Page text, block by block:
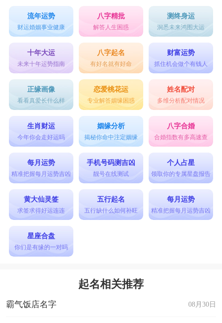
流年运势
财运婚姻事业健康
八字精批
解答人生困惑
测终身运
洞悉未来鸿图大运
十年大运
未来十年运势指南
八字起名
有好名就有好命
财富运势
抓住机会做个有钱人
正缘画像
看看真爱长什么样
恋爱桃花运
专业解答姻缘困惑
姓名配对
多维分析配对情况
生肖财运
今年你会走好运吗
姻缘分析
揭秘你命中注定姻缘
八字合婚
合婚指数有多高速查
每月运势
精准把握每月运势吉凶
手机号码测吉凶
靓号在线测试
个人占星
领取你的专属星盘报告
黄大仙灵签
求签求得好运连连
五行起名
五行缺什么如何补旺
每月运势
精准把握每月运势吉凶
星座合盘
你们是有缘的一对吗
起名相关推荐
08月30日
霸气饭店名字